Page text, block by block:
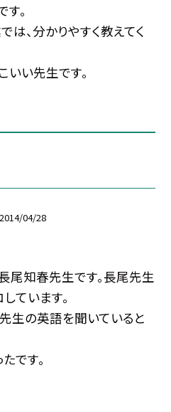
。
は、分かりやすく教えてく
いい先生です。
2014/04/28
尾知春先生です。長尾先生
ています。
生の英語を聞いていると
です。